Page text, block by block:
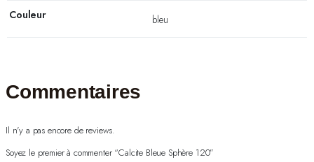
Couleur bleu
Commentaires
Il n'y a pas encore de reviews.
Soyez le premier à commenter “Calcite Bleue Sphère 120”